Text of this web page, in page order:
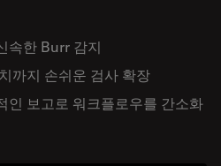
속한 Burr 감지
까지 손쉬운 검사 확장
인 보고로 워크플로우를 간소화